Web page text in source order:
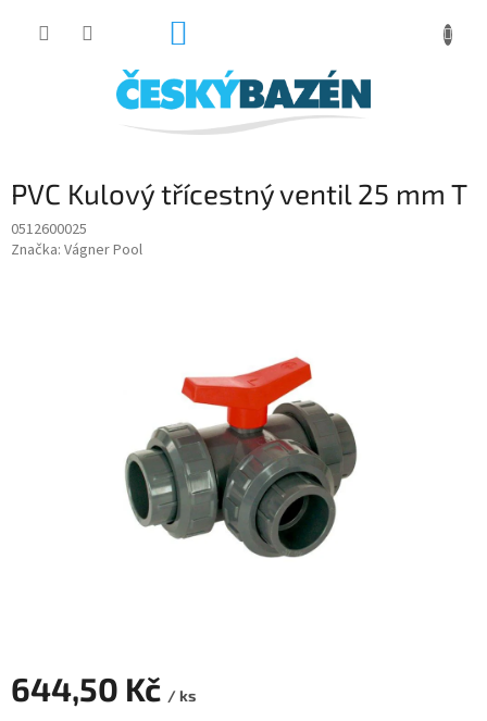
PVC Kulový třícestný ventil 25 mm T
0512600025
Značka: Vágner Pool
644,50 Kč / ks